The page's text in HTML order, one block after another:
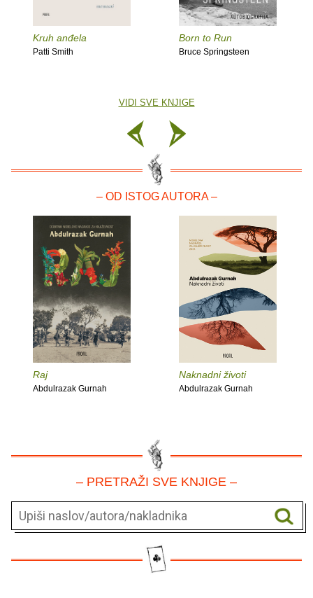
Kruh anđela
Patti Smith
Born to Run
Bruce Springsteen
VIDI SVE KNJIGE
– OD ISTOG AUTORA –
Raj
Abdulrazak Gurnah
Naknadni životi
Abdulrazak Gurnah
– PRETRAŽI SVE KNJIGE –